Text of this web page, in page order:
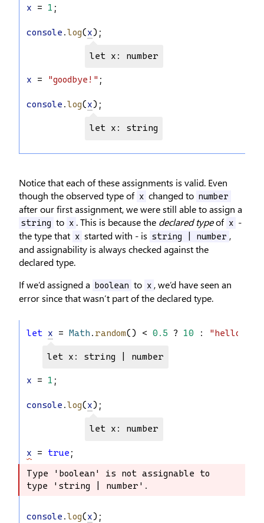
x = 1 ;
console .log(x);
let x: number
x = "goodbye!" ;
console .log(x);
let x: string
Notice that each of these assignments is valid. Even
though the observed type of x changed to number
after our first assignment, we were still able to assign a
string to x . This is because the declared typeof x -
the type that x started with - is string | number ,
and assignability is always checked against the
declared type.
If we’d assigned a
boolean to x , we’d have seen an
error since that wasn’t part of the declared type.
let x = Math . random() < 0.5 ? 10 : "hello
let x: string | number
x = 1 ;
console .log(x);
let x: number
x = true ;
Type 'boolean' is not assignable to
type 'string | number'.
Type 'boolean' is not assignable to
type 'string | number'.
console .log(x);